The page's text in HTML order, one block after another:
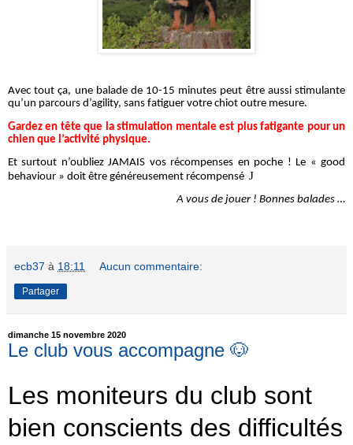
Avec tout ça, une balade de 10-15 minutes peut être aussi stimulante
qu’un parcours d’agility, sans fatiguer votre chiot outre mesure.
Gardez en tête que la stimulation mentale est plus fatigante pour un
chien que l’activité physique.
Et surtout n’oubliez JAMAIS vos récompenses en poche ! Le « good
behaviour » doit être généreusement récompensé J
A vous de jouer ! Bonnes balades …
ecb37 à 18:11 Aucun commentaire:
Partager
dimanche 15 novembre 2020
Le club vous accompagne 🐶
Les moniteurs du club sont
bien conscients des difficultés